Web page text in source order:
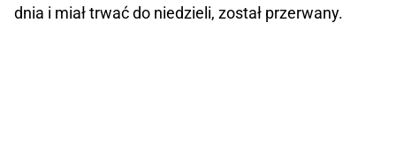
dnia i miał trwać do niedzieli, został przerwany.